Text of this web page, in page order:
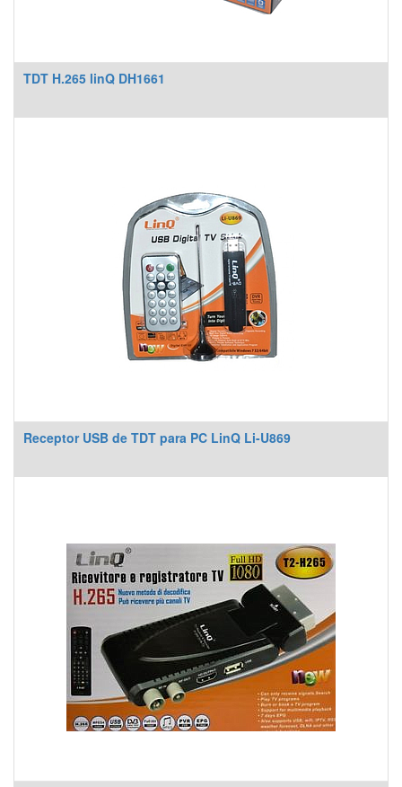
TDT H.265 linQ DH1661
Receptor USB de TDT para PC LinQ Li-U869